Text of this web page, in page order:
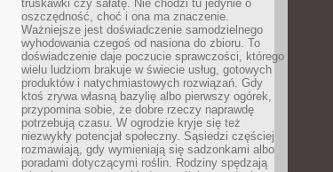
truskawki czy sałatę. Nie chodzi tu jedynie o
oszczędność, choć i ona ma znaczenie.
Ważniejsze jest doświadczenie samodzielnego
wyhodowania czegoś od nasiona do zbioru. To
doświadczenie daje poczucie sprawczości, którego
wielu ludziom brakuje w świecie usług, gotowych
produktów i natychmiastowych rozwiązań. Gdy
ktoś zrywa własną bazylię albo pierwszy ogórek,
przypomina sobie, że dobre rzeczy naprawdę
potrzebują czasu. W ogrodzie kryje się też
niezwykły potencjał społeczny. Sąsiedzi częściej
rozmawiają, gdy wymieniają się sadzonkami albo
poradami dotyczącymi roślin. Rodziny spędzają